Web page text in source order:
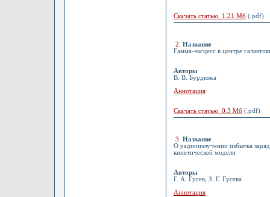
Скачать статью 1.21 Мб (.pdf)
2
Название
Гамма-эксцесс в центре
Авторы
В. В. Бурдюжа
Аннотация
Скачать статью 0.3 Мб (.pdf)
3
Название
О радиоизлучении избытка
кинетической модели
Авторы
Г. А. Гусев, З. Г. Гусева
Аннотация